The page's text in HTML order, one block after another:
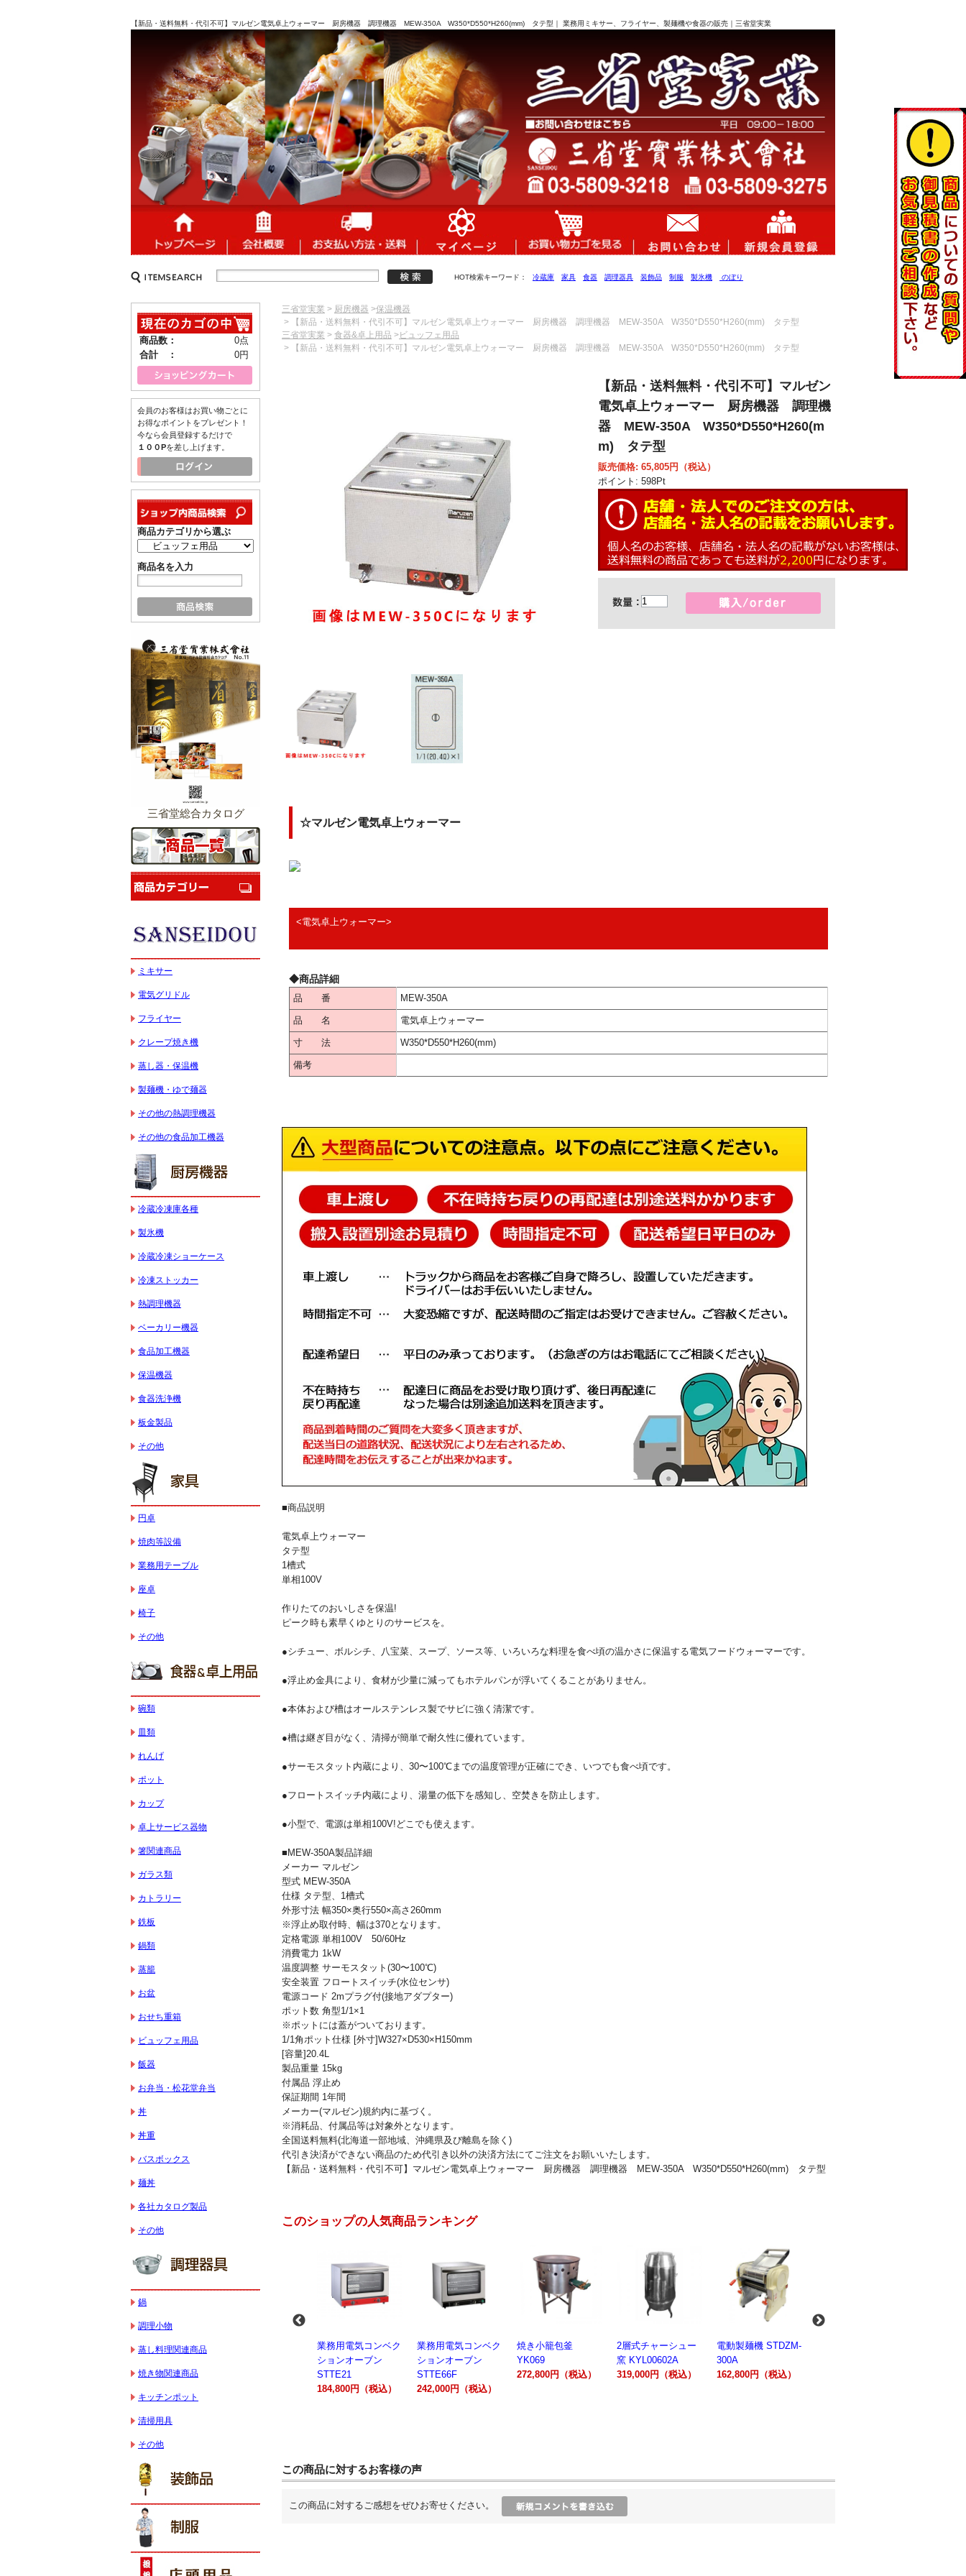
【新品・送料無料・代引不可】マルゼン電気卓上ウォーマー 厨房機器 調理機器 MEW-350A W350*D550*H260(mm) タテ型｜ 業務用ミキサー、フライヤー、製麺機や食器の販売｜三省堂実業
HOT検索キーワード： 冷蔵庫 家具 食器 調理器具 装飾品 制服 製氷機 のぼり
三省堂実業 > 厨房機器 >保温機器
> 【新品・送料無料・代引不可】マルゼン電気卓上ウォーマー 厨房機器 調理機器 MEW-350A W350*D550*H260(mm) タテ型
三省堂実業 > 食器&卓上用品 >ビュッフェ用品
> 【新品・送料無料・代引不可】マルゼン電気卓上ウォーマー 厨房機器 調理機器 MEW-350A W350*D550*H260(mm) タテ型
【新品・送料無料・代引不可】マルゼン
電気卓上ウォーマー 厨房機器 調理機
器 MEW-350A W350*D550*H260(m
m) タテ型
販売価格: 65,805円（税込）
ポイント: 598Pt
☆マルゼン電気卓上ウォーマー
<電気卓上ウォーマー>
◆商品詳細
品 番 MEW-350A
品 名 電気卓上ウォーマー
寸 法 W350*D550*H260(mm)
備考
■商品説明
電気卓上ウォーマー
タテ型
1槽式
単相100V
作りたてのおいしさを保温!
ピーク時も素早くゆとりのサービスを。
●シチュー、ボルシチ、八宝菜、スープ、ソース等、いろいろな料理を食べ頃の温かさに保温する電気フードウォーマーです。
●浮止め金具により、食材が少量に減ってもホテルパンが浮いてくることがありません。
●本体および槽はオールステンレス製でサビに強く清潔です。
●槽は継ぎ目がなく、清掃が簡単で耐久性に優れています。
●サーモスタット内蔵により、30〜100℃までの温度管理が正確にでき、いつでも食べ頃です。
●フロートスイッチ内蔵により、湯量の低下を感知し、空焚きを防止します。
●小型で、電源は単相100V!どこでも使えます。
■MEW-350A製品詳細
メーカー マルゼン
型式 MEW-350A
仕様 タテ型、1槽式
外形寸法 幅350×奥行550×高さ260mm
※浮止め取付時、幅は370となります。
定格電源 単相100V 50/60Hz
消費電力 1kW
温度調整 サーモスタット(30〜100℃)
安全装置 フロートスイッチ(水位センサ)
電源コード 2mプラグ付(接地アダプター)
ポット数 角型1/1×1
※ポットには蓋がついております。
1/1角ポット仕様 [外寸]W327×D530×H150mm
[容量]20.4L
製品重量 15kg
付属品 浮止め
保証期間 1年間
メーカー(マルゼン)規約内に基づく。
※消耗品、付属品等は対象外となります。
全国送料無料(北海道一部地域、沖縄県及び離島を除く)
代引き決済ができない商品のため代引き以外の決済方法にてご注文をお願いいたします。
【新品・送料無料・代引不可】マルゼン電気卓上ウォーマー 厨房機器 調理機器 MEW-350A W350*D550*H260(mm) タテ型
このショップの人気商品ランキング
業務用スパイラルミ
HTHS30IN
業務用電気コンベク
ションオーブン
STTE66F
242,000円（税込）
焼き小籠包釜
YK069
272,800円（税込）
2層式チャーシュー
窯 KYL00602A
319,000円（税込）
電動製麺機 STDZM-
300A
162,800円（税込）
業務用スパイラルミ
キサー 10L
HTHS10INK
この商品に対するお客様の声
この商品に対するご感想をぜひお寄せください。
商品数：
0点
合計 ：
0円
会員のお客様はお買い物ごとに
お得なポイントをプレゼント！
今なら会員登録するだけで
１００Pを差し上げます。
商品カテゴリから選ぶ
商品名を入力
三省堂総合カタログ
ミキサー
電気グリドル
フライヤー
クレープ焼き機
蒸し器・保温機
製麺機・ゆで麺器
その他の熱調理機器
その他の食品加工機器
冷蔵冷凍庫各種
製氷機
冷蔵冷凍ショーケース
冷凍ストッカー
熱調理機器
ベーカリー機器
食品加工機器
保温機器
食器洗浄機
板金製品
その他
円卓
焼肉等設備
業務用テーブル
座卓
椅子
その他
碗類
皿類
れんげ
ポット
カップ
卓上サービス器物
箸関連商品
ガラス類
カトラリー
鉄板
鍋類
蒸籠
お盆
おせち重箱
ビュッフェ用品
飯器
お弁当・松花堂弁当
丼
丼重
バスボックス
麺丼
各社カタログ製品
その他
鍋
調理小物
蒸し料理関連商品
焼き物関連商品
キッチンポット
清掃用具
その他